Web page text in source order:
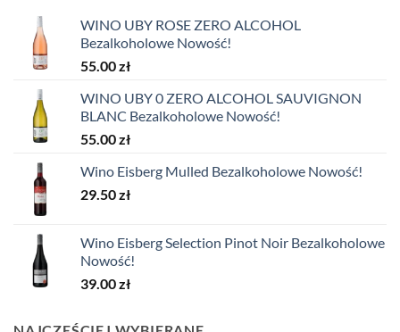
WINO UBY ROSE ZERO ALCOHOL
Bezalkoholowe Nowość!
55.00zł
WINO UBY 0 ZERO ALCOHOL SAUVIGNON
BLANC Bezalkoholowe Nowość!
55.00zł
Wino Eisberg Mulled Bezalkoholowe Nowość!
29.50zł
Wino Eisberg Selection Pinot Noir Bezalkoholowe
Nowość!
39.00zł